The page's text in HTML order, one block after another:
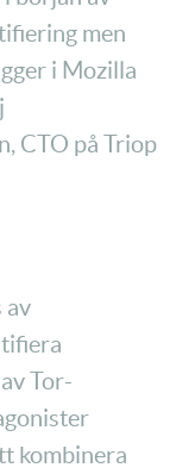
men
i Mozilla
CTO på Triop
av
Tor-
kombinera